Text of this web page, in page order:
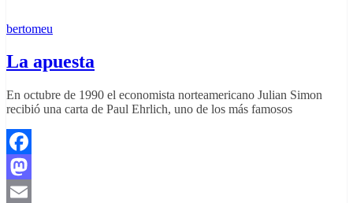
bertomeu
La apuesta
En octubre de 1990 el economista norteamericano Julian Simon
recibió una carta de Paul Ehrlich, uno de los más famosos
Facebook
Mastodon